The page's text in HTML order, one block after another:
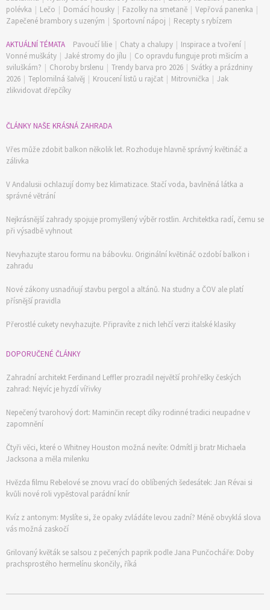
polévka | Lečo | Domácí housky | Fazolky na smetaně | Vepřová panenka |
Zapečené brambory s uzeným | Sportovní nápoj | Recepty s rybízem
AKTUÁLNÍ TÉMATA Pavoučí lilie | Chaty a chalupy | Inspirace a tvoření |
Vonné muškáty | Jaké stromy do jílu | Co opravdu funguje proti mšicím a
sviluškám? | Choroby brslenu | Trendy barva pro 2026 | Svátky a prázdniny
2026 | Teplomilná šalvěj | Kroucení listů u rajčat | Mitrovnička | Jak
zlikvidovat dřepčíky
ČLÁNKY NAŠE KRÁSNÁ ZAHRADA
Vřes může zdobit balkon několik let. Rozhoduje hlavně správný květináč a
zálivka
V Andalusii ochlazují domy bez klimatizace. Stačí voda, bavlněná látka a
správné větrání
Nejkrásnější zahrady spojuje promyšlený výběr rostlin. Architektka radí, čemu se
při výsadbě vyhnout
Nevyhazujte starou formu na bábovku. Originální květináč ozdobí balkon i
zahradu
Nové zákony usnadňují stavbu pergol a altánů. Na studny a ČOV ale platí
přísnější pravidla
Přerostlé cukety nevyhazujte. Připravíte z nich lehčí verzi italské klasiky
DOPORUČENÉ ČLÁNKY
Zahradní architekt Ferdinand Leffler prozradil největší prohřešky českých
zahrad: Nejvíc je hyzdí vířivky
Nepečený tvarohový dort: Maminčin recept díky rodinné tradici neupadne v
zapomnění
Čtyři věci, které o Whitney Houston možná nevíte: Odmítl ji bratr Michaela
Jacksona a měla milenku
Hvězda filmu Rebelové se znovu vrací do oblíbených šedesátek: Jan Révai si
kvůli nové roli vypěstoval parádní knír
Kvíz z antonym: Myslíte si, že opaky zvládáte levou zadní? Méně obvyklá slova
vás možná zaskočí
Grilovaný květák se salsou z pečených paprik podle Jana Punčocháře: Doby
prachsprostého hermelínu skončily, říká